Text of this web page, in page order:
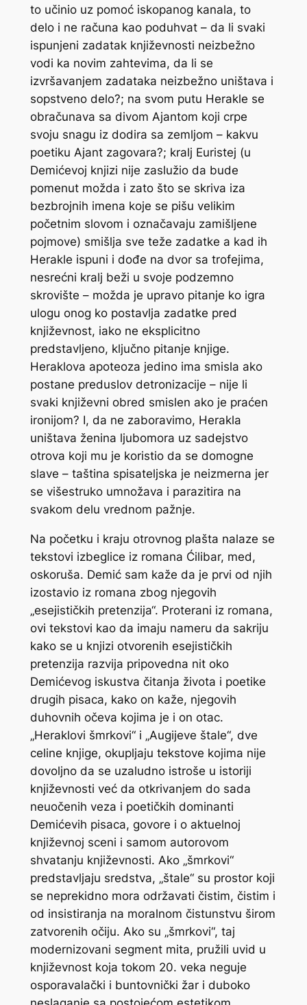
to učinio uz pomoć iskopanog kanala, to
delo i ne računa kao poduhvat – da li svaki
ispunjeni zadatak književnosti neizbežno
vodi ka novim zahtevima, da li se
izvršavanjem zadataka neizbežno uništava i
sopstveno delo?; na svom putu Herakle se
obračunava sa divom Ajantom koji crpe
svoju snagu iz dodira sa zemljom – kakvu
poetiku Ajant zagovara?; kralj Euristej (u
Demićevoj knjizi nije zaslužio da bude
pomenut možda i zato što se skriva iza
bezbrojnih imena koje se pišu velikim
početnim slovom i označavaju zamišljene
pojmove) smišlja sve teže zadatke a kad ih
Herakle ispuni i dođe na dvor sa trofejima,
nesrećni kralj beži u svoje podzemno
skrovište – možda je upravo pitanje ko igra
ulogu onog ko postavlja zadatke pred
književnost, iako ne eksplicitno
predstavljeno, ključno pitanje knjige.
Heraklova apoteoza jedino ima smisla ako
postane preduslov detronizacije – nije li
svaki književni obred smislen ako je praćen
ironijom? I, da ne zaboravimo, Herakla
uništava ženina ljubomora uz sadejstvo
otrova koji mu je koristio da se domogne
slave – taština spisateljska je neizmerna jer
se višestruko umnožava i parazitira na
svakom delu vrednom pažnje.
Na početku i kraju otrovnog plašta nalaze se
tekstovi izbeglice iz romana Ćilibar, med,
oskoruša. Demić sam kaže da je prvi od njih
izostavio iz romana zbog njegovih
„esejističkih pretenzija“. Proterani iz romana,
ovi tekstovi kao da imaju nameru da sakriju
kako se u knjizi otvorenih esejističkih
pretenzija razvija pripovedna nit oko
Demićevog iskustva čitanja života i poetike
drugih pisaca, kako on kaže, njegovih
duhovnih očeva kojima je i on otac.
„Heraklovi šmrkovi“ i „Augijeve štale“, dve
celine knjige, okupljaju tekstove kojima nije
dovoljno da se uzaludno istroše u istoriji
književnosti već da otkrivanjem do sada
neuočenih veza i poetičkih dominanti
Demićevih pisaca, govore i o aktuelnoj
književnoj sceni i samom autorovom
shvatanju književnosti. Ako „šmrkovi“
predstavljaju sredstva, „štale“ su prostor koji
se neprekidno mora održavati čistim, čistim i
od insistiranja na moralnom čistunstvu širom
zatvorenih očiju. Ako su „šmrkovi“, taj
modernizovani segment mita, pružili uvid u
književnost koja tokom 20. veka neguje
osporavalački i buntovnički žar i duboko